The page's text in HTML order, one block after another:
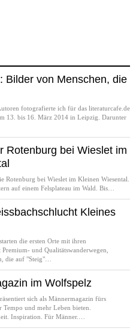
Bilder von Menschen, die
fotografierte ich für das literaturcafe.de
13. bis 16. März 2014 in Leipzig. Darunter
Rotenburg bei Wieslet im
Rotenburg bei Wieslet im Kleinen Wiesental.
auf einem Felsplateau im Wald. Bis…
Kleines
die ersten Orte mit ihren
und Qualitätswanderwegen,
die auf "Steig"…
im Wolfspelz
sich als Männermagazin fürs
und mehr Leben bieten.
Inspiration. Für Männer.…